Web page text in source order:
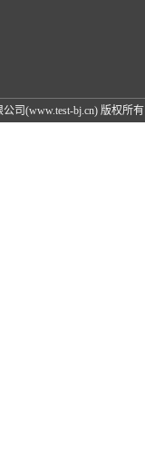
司(www.test-bj.cn) 版权所有